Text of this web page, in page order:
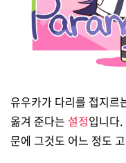
유우카가 다리를 접지르
옮겨 준다는 설정입니다
문에 그것도 어느 정도